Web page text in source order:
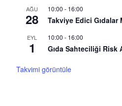
AĞU
28
10:00 - 16:00
Takviye Edici Gıdalar
EYL
1
10:00 - 16:00
Gıda Sahteciliği Risk
Takvimi görüntüle